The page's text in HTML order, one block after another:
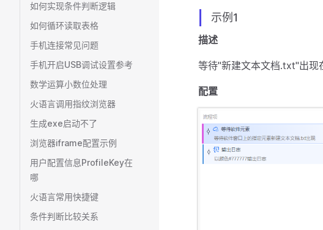
如何实现条件判断逻辑
如何循环读取表格
手机连接常见问题
手机开启USB调试设置参考
数学运算小数位处理
火语言调用指纹浏览器
生成exe启动不了
浏览器iframe配置示例
用户配置信息ProfileKey在
哪
火语言常用快捷键
条件判断比较关系
示例1
描述
等待"新建文本文档.txt"出现
配置